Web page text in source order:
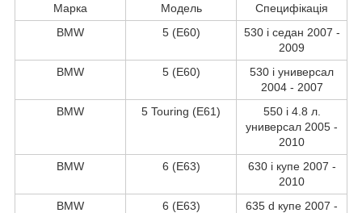
Марка Модель
Специфікація
BMW
5 (E60)
530 i седан 2007 -
2009
BMW
5 (E60)
530 i универсал
2004 - 2007
BMW
5 Touring (E61)
550 i 4.8 л.
универсал 2005 -
2010
BMW
6 (E63)
630 i купе 2007 -
2010
BMW
6 (E63)
635 d купе 2007 -